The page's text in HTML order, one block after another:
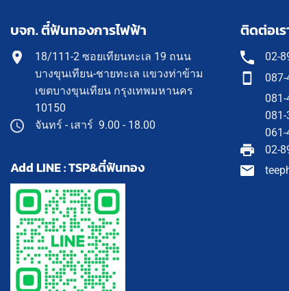
บจก. ตี๋ฟันทองการไฟฟ้า
18/111-2 ซอยเทียนทะเล 19 ถนน
บางขุนเทียน-ชายทะเล แขวงท่าข้าม
เขตบางขุนเทียน กรุงเทพมหานคร
10150
จันทร์ - เสาร์ 9.00 - 18.00
Add LINE : TSP&ตี๋ฟันทอง
ติดต่อเร
02-
02-